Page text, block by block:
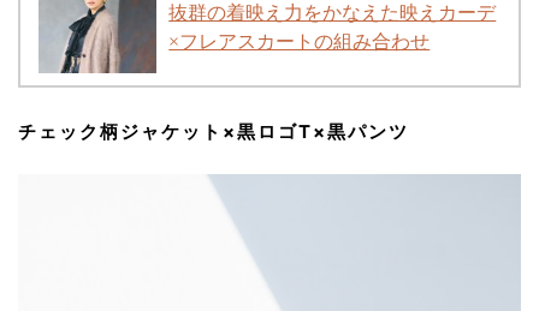
抜群の着映え力をかなえた映えカーデ
×フレアスカートの組み合わせ
チェック柄ジャケット×黒ロゴT×黒パンツ